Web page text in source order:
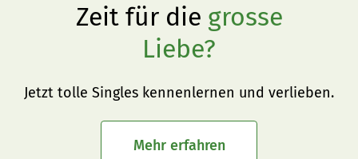
Zeit für die grosse
Liebe?
Jetzt tolle Singles kennenlernen und verlieben.
Mehr erfahren